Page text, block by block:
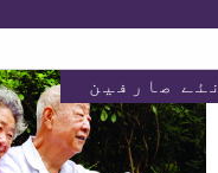
نئے صارفین